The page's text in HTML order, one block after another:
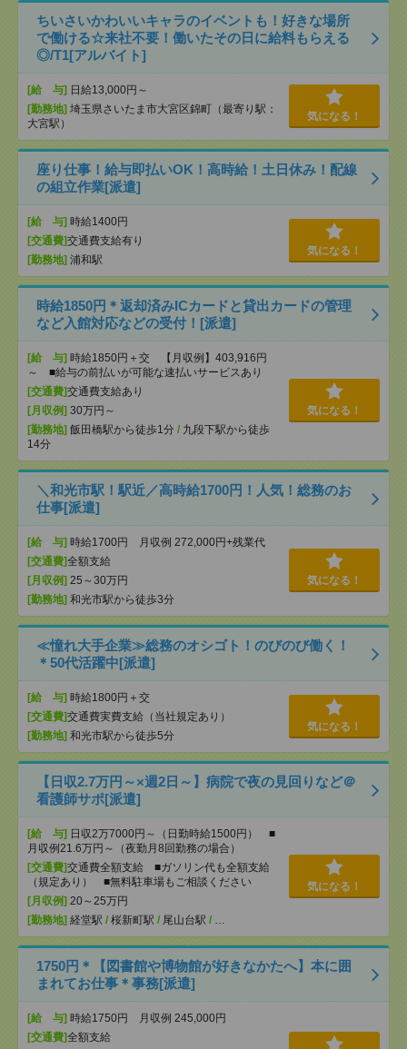
ちいさいかわいいキャラのイベントも！好きな場所
で働ける☆来社不要！働いたその日に給料もらえる
◎/T1[アルバイト]
[給 与] 日給13,000円～
[勤務地] 埼玉県さいたま市大宮区錦町（最寄り駅：
大宮駅）
気になる！
座り仕事！給与即払いOK！高時給！土日休み！配線
の組立作業[派遣]
[給 与] 時給1400円
[交通費]交通費支給有り
[勤務地] 浦和駅
気になる！
時給1850円＊返却済みICカードと貸出カードの管理
など入館対応などの受付！[派遣]
[給 与] 時給1850円＋交 【月収例】403,916円
～ ■給与の前払いが可能な速払いサービスあり
[交通費]交通費支給あり
[月収例] 30万円～
[勤務地] 飯田橋駅から徒歩1分 / 九段下駅から徒歩
14分
気になる！
＼和光市駅！駅近／高時給1700円！人気！総務のお
仕事[派遣]
[給 与] 時給1700円 月収例 272,000円+残業代
[交通費]全額支給
[月収例] 25～30万円
[勤務地] 和光市駅から徒歩3分
気になる！
≪憧れ大手企業≫総務のオシゴト！のびのび働く！
＊50代活躍中[派遣]
[給 与] 時給1800円＋交
[交通費]交通費実費支給（当社規定あり）
[勤務地] 和光市駅から徒歩5分
気になる！
【日収2.7万円～×週2日～】病院で夜の見回りなど＠
看護師サポ[派遣]
[給 与] 日収2万7000円～（日勤時給1500円） ■
月収例21.6万円～（夜勤月8回勤務の場合）
[交通費]交通費全額支給 ■ガソリン代も全額支給
（規定あり） ■無料駐車場もご相談ください
[月収例] 20～25万円
[勤務地] 経堂駅 / 桜新町駅 / 尾山台駅 / …
気になる！
1750円＊【図書館や博物館が好きなかたへ】本に囲
まれてお仕事＊事務[派遣]
[給 与] 時給1750円 月収例 245,000円
[交通費]全額支給